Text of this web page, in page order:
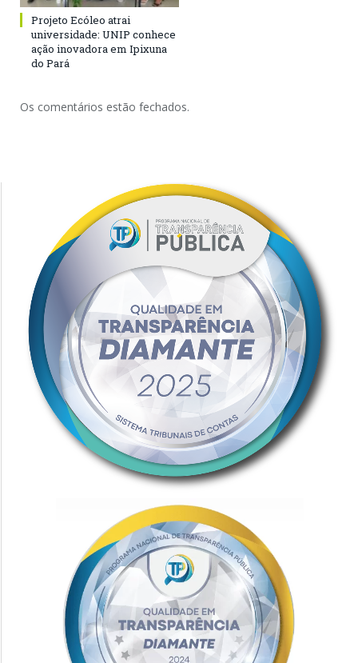
Projeto Ecóleo atrai
universidade: UNIP conhece
ação inovadora em Ipixuna
do Pará
Os comentários estão fechados.